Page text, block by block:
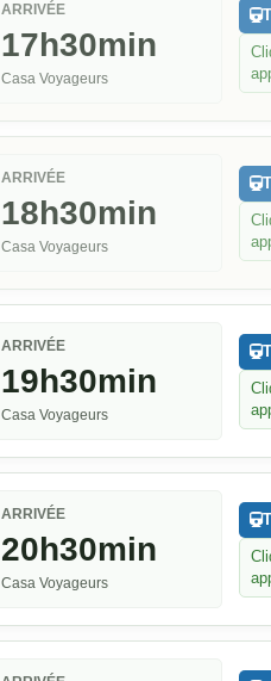
ARRIVÉE
17h30min
Casa Voyageurs
ARRIVÉE
18h30min
Casa Voyageurs
ARRIVÉE
19h30min
Casa Voyageurs
ARRIVÉE
20h30min
Casa Voyageurs